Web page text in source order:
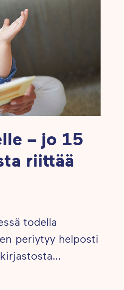
– jo 15
riittää
todella
periytyy helposti